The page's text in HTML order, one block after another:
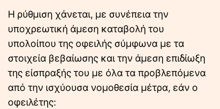
H ρύθμιση χάνεται, με συνέπεια την
υποχρεωτική άμεση καταβολή του
υπολοίπου της οφειλής σύμφωνα με τα
στοιχεία βεβαίωσης και την άμεση επιδίωξη
της είσπραξής του με όλα τα προβλεπόμενα
από την ισχύουσα νομοθεσία μέτρα, εάν ο
οφειλέτης: